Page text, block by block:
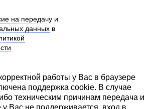
на передачу и
данных в
работы у Вас в браузере
поддержка cookie. В случае
техническим причинам передача и